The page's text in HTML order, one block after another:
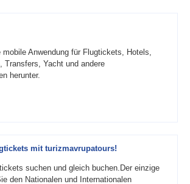
mobile Anwendung für Flugtickets, Hotels,
Transfers, Yacht und andere
herunter.
mit turizmavrupatours!
suchen und gleich buchen.Der einzige
den Nationalen und Internationalen